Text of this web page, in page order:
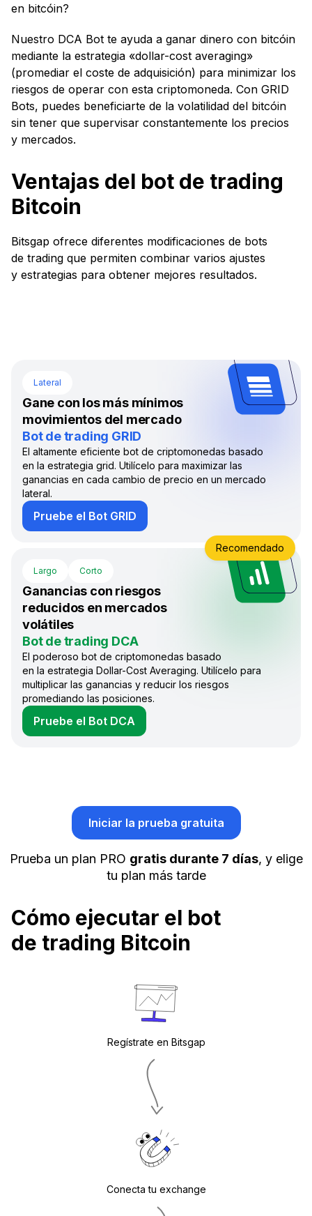
en bitcóin?
Nuestro DCA Bot te ayuda a ganar dinero con bitcóin
mediante la estrategia «dollar-cost averaging»
(promediar el coste de adquisición) para minimizar los
riesgos de operar con esta criptomoneda. Con GRID
Bots, puedes beneficiarte de la volatilidad del bitcóin
sin tener que supervisar constantemente los precios
y mercados.
Ventajas del bot de trading
Bitcoin
Bitsgap ofrece diferentes modificaciones de bots
de trading que permiten combinar varios ajustes
y estrategias para obtener mejores resultados.
Lateral
Gane con los más mínimos
movimientos del mercado
Bot de trading GRID
El altamente eficiente bot de criptomonedas basado
en la estrategia grid. Utilícelo para maximizar las
ganancias en cada cambio de precio en un mercado
lateral.
Pruebe el Bot GRID
Largo Corto
Ganancias con riesgos
reducidos en mercados
volátiles
Bot de trading DCA
El poderoso bot de criptomonedas basado
en la estrategia Dollar-Cost Averaging. Utilícelo para
multiplicar las ganancias y reducir los riesgos
promediando las posiciones.
Pruebe el Bot DCA
Recomendado
Iniciar la prueba gratuita
Prueba un plan PRO gratis durante 7 días, y elige
tu plan más tarde
Cómo ejecutar el bot
de trading Bitcoin
Regístrate en Bitsgap
Conecta tu exchange